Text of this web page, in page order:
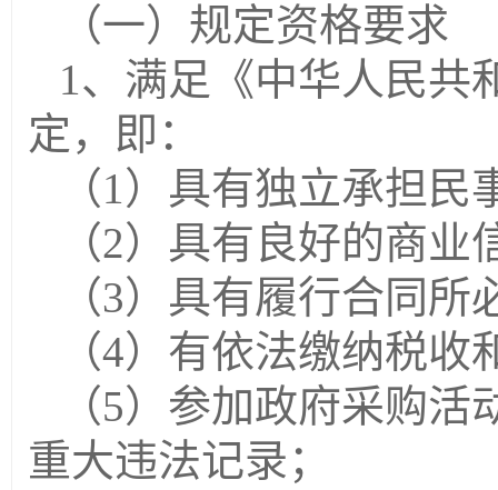
（一）规定资格要求
1、满足《中华人民共
定，即：
（1）具有独立承担民
（2）具有良好的商业
（3）具有履行合同所
（4）有依法缴纳税收
（5）参加政府采购活
重大违法记录；